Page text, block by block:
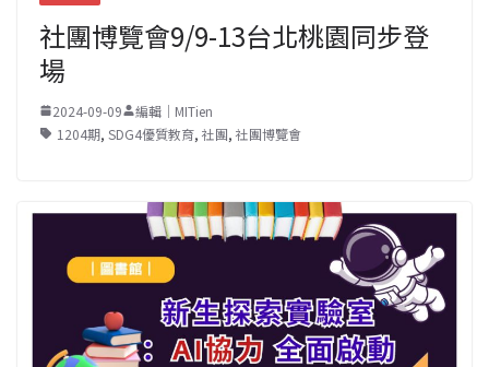
社團博覽會9/9-13台北桃園同步登
場
2024-09-09
編輯｜MITien
1204期, SDG4優質教育, 社團, 社團博覽會